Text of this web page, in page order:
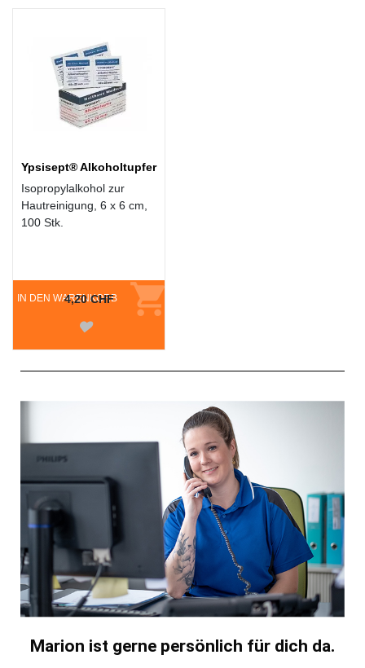
Ypsisept® Alkoholtupfer
Isopropylalkohol zur
Hautreinigung, 6 x 6 cm,
100 Stk.
IN DEN WARENKORB
4,20 CHF
Marion ist gerne persönlich für dich da.